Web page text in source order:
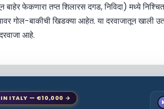
बाहेर फेकणारा तप्त शिलारस दगड, निविदा) मध्ये
गोल-बाकीची खिडक्या आहेत. या दरवाजातून खाली
आहे.
IN ITALY — €10,000 →